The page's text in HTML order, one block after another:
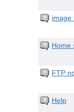
image
Home
FTP
Help